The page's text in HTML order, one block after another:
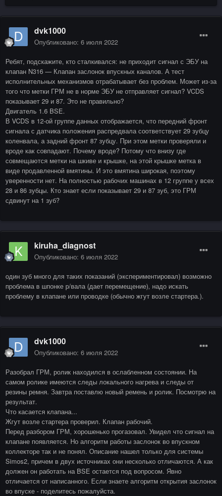
dvk1000
Опубликовано: 6 июля 2022
Ребят, подскажите, кто сталкивался: не приходит сигнал с ЭБУ на
клапан N316 — Клапан заслонок впускных каналов. А тест
исполнительных механизмов отрабатывает без проблем. Может из-за
того что метки ГРМ не в норме ЭБУ не отправляет сигнал? VCDS
показывает 29 и 87. Это не правильно?
Двигатель 1.6 BSE.
В VCDS в 12-ой группе данных отображается, что передний фронт
сигнала с датчика положения распредвала соответствует 29 зубцу
коленвала, а задний фронт 87 зубцу. При этом метки проверяли и
вроде как совпадают. Почему вроде? Потому что внизу где
совмещаются метки на шкиве и крышке, на этой крышке метка в
виде продавленной вмятины. И это вмятина широкая, поэтому
уверенности нет. На полностью рабочих машинах в 12 группе у всех
28 и 86 зубцы. Кто знает если показывает 29 и 87 зуб, это ГРМ
сдвинут на 1 зуб?
kiruha_diagnost
Опубликовано: 6 июля 2022
один зуб много для таких показаний (экспериментировал) возможно
проблема в шпонке р/вала (дает перемещение), надо искать
проблему в клапане или проводке (обычно жгут возле стартера.).
dvk1000
Опубликовано: 6 июля 2022
Разобрал ГРМ, ролик находился в ослабленном состоянии. На
самом ролике имеются следы локального нагрева и следы от
резины ремня. Завтра поставлю новый ремень и ролик. Посмотрю на
результат.
Что касается клапана...
Жгут возле стартера проверил. Клапан рабочий.
Перед разбором ГРМ, хорошенько прогазовал. Увидел что сигнал на
клапане появляется. Но алгоритм работы заслонок во впускном
коллекторе так и не понял. Описание нашел только для системы
Simos2, причем в двух источниках они несколько отличаются. А как
должен он работать на BSE остается под вопросом. Явно
отличается от написанного. Если знаете алгоритм открытия заслонок
во впуске - поделитесь пожалуйста.